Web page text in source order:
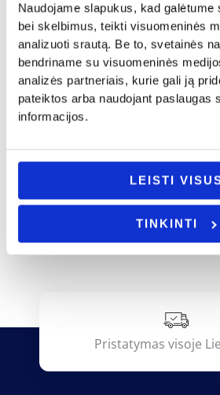
Naudojame slapukus, kad galėtume
bei skelbimus, teikti visuomeninės
analizuoti srautą. Be to, svetainės
bendriname su visuomeninės
analizės partneriais, kurie gali ją
pateiktos arba naudojant paslaugas
informacijos.
LEISTI
TINKINTI
Valentino diena
Maikutė „Aš per graži”
14.00€
- PASIRINKITE
VARIANTĄ
Medinis
Pristatymas visoje